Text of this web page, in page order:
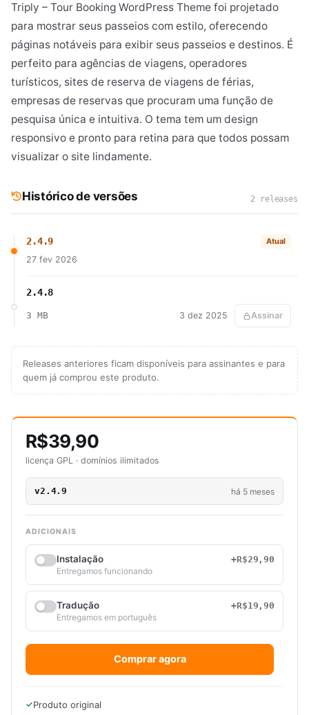
Triply – Tour Booking WordPress Theme foi projetado
para mostrar seus passeios com estilo, oferecendo
páginas notáveis para exibir seus passeios e destinos. É
perfeito para agências de viagens, operadores
turísticos, sites de reserva de viagens de férias,
empresas de reservas que procuram uma função de
pesquisa única e intuitiva. O tema tem um design
responsivo e pronto para retina para que todos possam
visualizar o site lindamente.
Histórico de versões 2 releases
2.4.9 Atual
27 fev 2026
2.4.8
3 MB 3 dez 2025 Assinar
Releases anteriores ficam disponíveis para assinantes e para
quem já comprou este produto.
R$39,90
licença GPL · domínios ilimitados
v2.4.9 há 5 meses
ADICIONAIS
Instalação
+R$29,90
Entregamos funcionando
Tradução
+R$19,90
Entregamos em português
Comprar agora
Produto original